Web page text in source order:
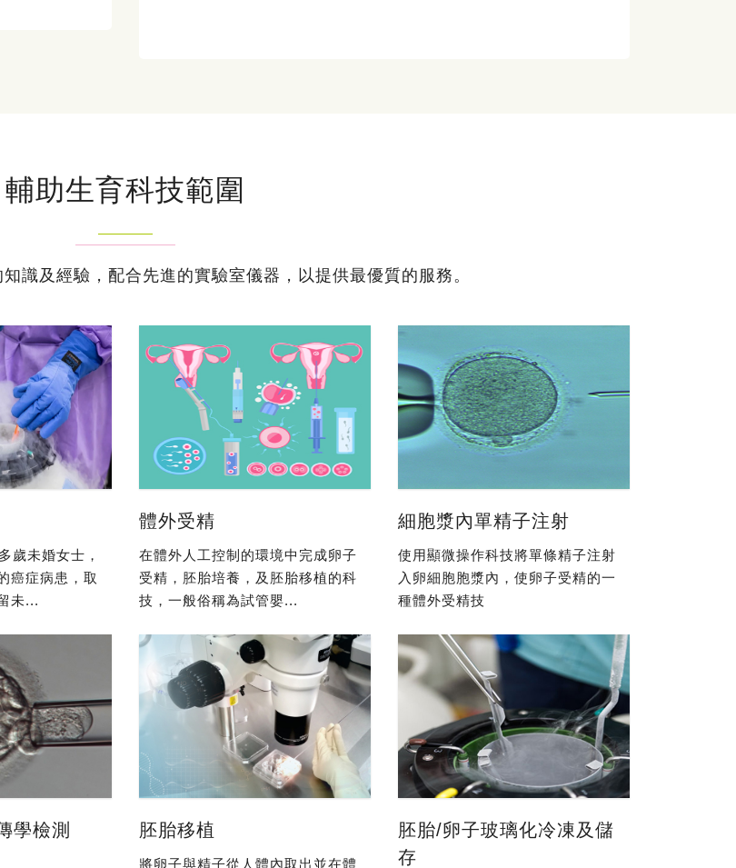
輔助生育科技範圍
識及經驗，配合先進的實驗室儀器，以提供最優質的服務。
歲未婚女士，
癌症病患，取
未...
體外受精
在體外人工控制的環境中完成卵子
受精，胚胎培養，及胚胎移植的科
技，一般俗稱為試管嬰...
細胞漿內單精子注射
使用顯微操作科技將單條精子注射
入卵細胞胞漿內，使卵子受精的一
種體外受精技
學檢測
胚胎移植
將卵子與精子從人體內取出並在體
胚胎/卵子玻璃化冷凍及儲
存